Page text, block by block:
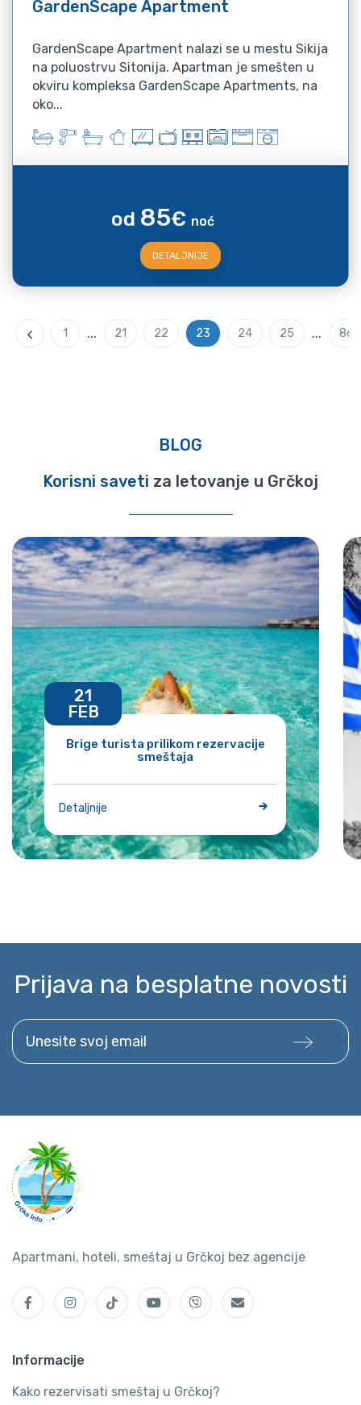
GardenScape Apartment
GardenScape Apartment nalazi se u mestu Sikija
na poluostrvu Sitonija. Apartman je smešten u
okviru kompleksa GardenScape Apartments, na
oko...
od 85€ noć
DETALJNIJE
Previous
1 ... 21 22 23 24 25 ... 86
BLOG
Korisni saveti za letovanje u Grčkoj
Brige turista prilikom rezervacije
smeštaja
Detaljnije
21
FEB
Prijava na besplatne novosti
Unesite svoj email
Apartmani, hoteli, smeštaj u Grčkoj bez agencije
Informacije
Kako rezervisati smeštaj u Grčkoj?